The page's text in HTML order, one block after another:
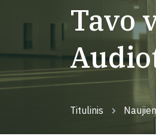
Tavo
Titulinis